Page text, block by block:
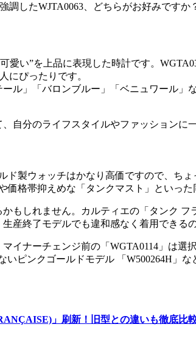
調したWJTA0063、どちらがお好みですか
い”を上品に表現した時計です。
にぴったりです。
ル」「バロンブルー」「ベニュワール
自分のライフスタイルやファッションに
ド製ウォッチはかなり高価ですので、ち
格帯抑えめな「タンクマスト」といっ
もしれません。カルティエの「タンク
産終了モデルでも違和感なく着用できる
イナーチェンジ前の「WGTA0114」は
いピンクゴールドモデル 「W500264H」
」刷新！旧型との違いも徹底比